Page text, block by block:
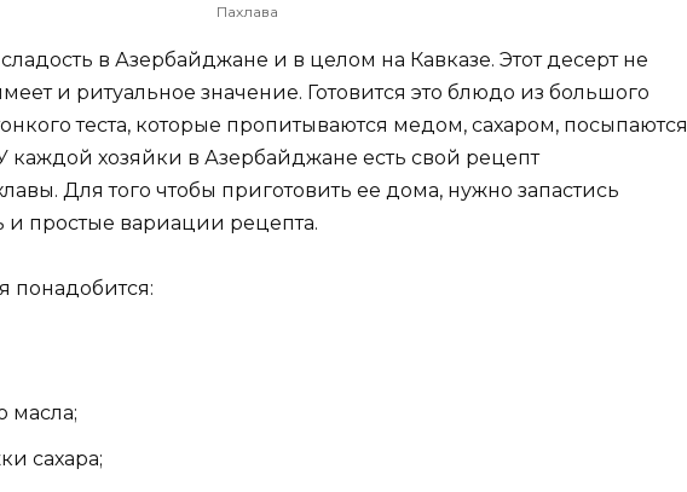
Пахлава
в Азербайджане и в целом на Кавказе. Этот десерт не
и ритуальное значение. Готовится это блюдо из большого
теста, которые пропитываются медом, сахаром, посыпаются
каждой хозяйки в Азербайджане есть свой рецепт
Для того чтобы приготовить ее дома, нужно запастись
и простые вариации рецепта.
понадобится:
масла;
сахара;